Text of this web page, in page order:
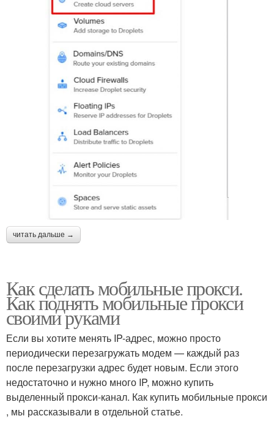
читать дальше →
Как сделать мобильные прокси.
Как поднять мобильные прокси
своими руками
Если вы хотите менять IP-адрес, можно просто
периодически перезагружать модем — каждый раз
после перезагрузки адрес будет новым. Если этого
недостаточно и нужно много IP, можно купить
выделенный прокси-канал. Как купить мобильные прокси
, мы рассказывали в отдельной статье.